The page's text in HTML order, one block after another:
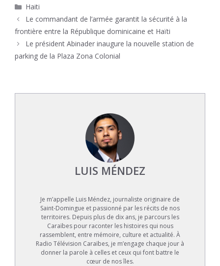
Catégories
Haiti
Le commandant de l’armée garantit la sécurité à la
frontière entre la République dominicaine et Haïti
Le président Abinader inaugure la nouvelle station de
parking de la Plaza Zona Colonial
LUIS MÉNDEZ
Je m’appelle Luis Méndez, journaliste originaire de
Saint-Domingue et passionné par les récits de nos
territoires. Depuis plus de dix ans, je parcours les
Caraïbes pour raconter les histoires qui nous
rassemblent, entre mémoire, culture et actualité. À
Radio Télévision Caraïbes, je m’engage chaque jour à
donner la parole à celles et ceux qui font battre le
cœur de nos îles.